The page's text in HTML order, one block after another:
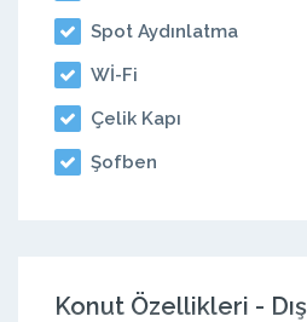
Spot Aydınlatma
Wİ-Fi
Çelik Kapı
Şofben
Konut Özellikleri - Dış